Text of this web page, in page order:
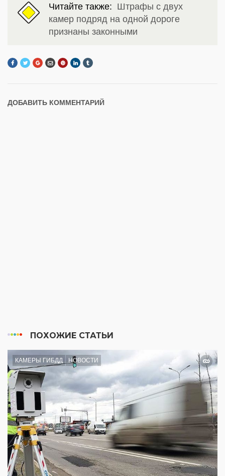
Читайте также: Штрафы с двух
камер подряд на одной дороге
признаны законными
ДОБАВИТЬ КОММЕНТАРИЙ
ПОХОЖИЕ СТАТЬИ
КАМЕРЫ ГИБДД НОВОСТИ